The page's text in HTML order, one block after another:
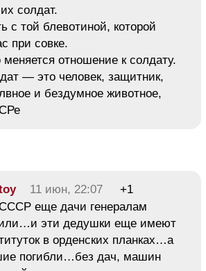
солдат.
с той блевотиной, которой
при совке.
меняется отношение к солдату.
— это человек, защитник,
и бездумное животное,
11 июн, 22:07
+1
еще дачи генералам
эти дедушки еще имеют
в орденских планках…а
погибли…без дач, машин